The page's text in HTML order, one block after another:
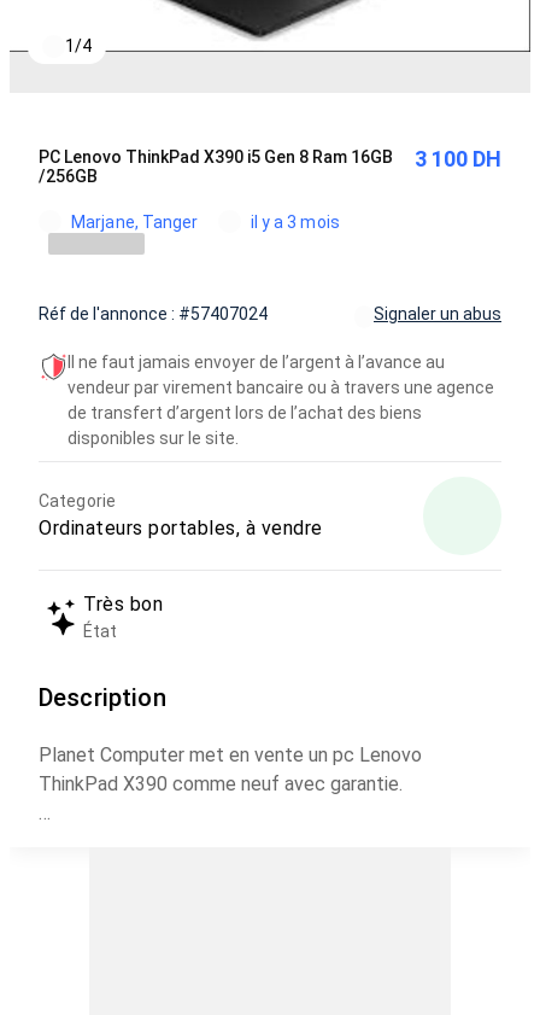
1/4
PC Lenovo ThinkPad X390 i5 Gen 8 Ram 16GB
/256GB
3 100 DH
Marjane, Tanger il y a 3 mois
Réf de l'annonce : #57407024 Signaler un abus
Il ne faut jamais envoyer de l’argent à l’avance au
vendeur par virement bancaire ou à travers une agence
de transfert d’argent lors de l’achat des biens
disponibles sur le site.
Categorie
Ordinateurs portables, à vendre
Très bon
État
Description
Planet Computer met en vente un pc Lenovo
ThinkPad X390 comme neuf avec garantie.